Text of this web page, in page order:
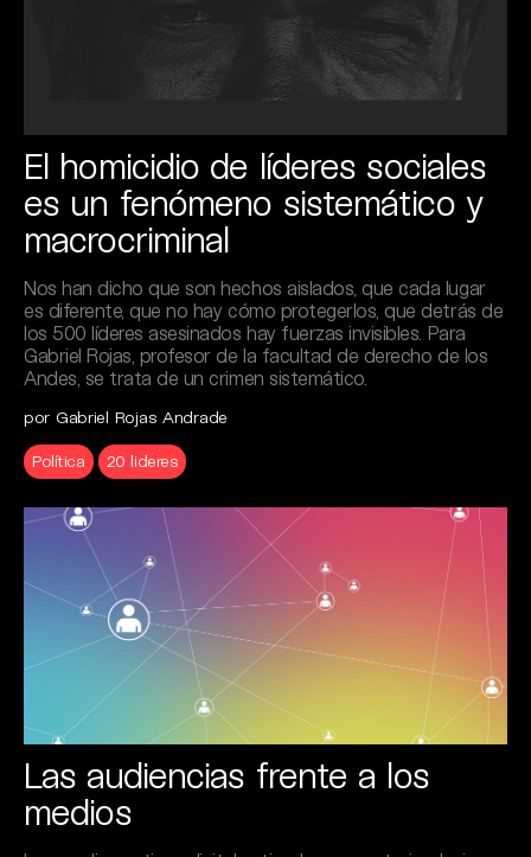
El homicidio de líderes sociales
es un fenómeno sistemático y
macrocriminal
Nos han dicho que son hechos aislados, que cada lugar
es diferente, que no hay cómo protegerlos, que detrás de
los 500 líderes asesinados hay fuerzas invisibles. Para
Gabriel Rojas, profesor de la facultad de derecho de los
Andes, se trata de un crimen sistemático.
por Gabriel Rojas Andrade
Política 20 lideres
Las audiencias frente a los
medios